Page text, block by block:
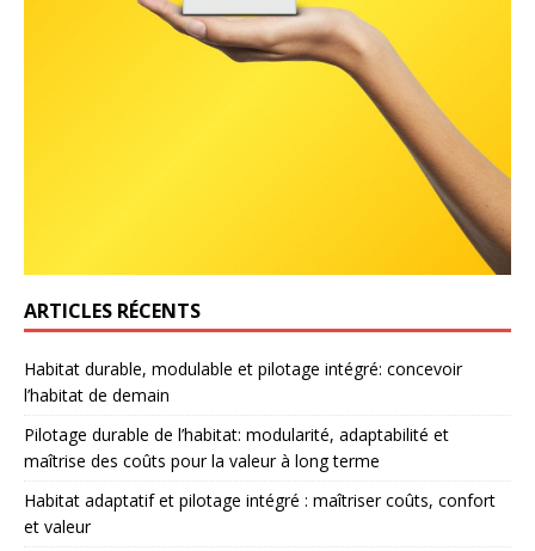
ARTICLES RÉCENTS
Habitat durable, modulable et pilotage intégré: concevoir
l’habitat de demain
Pilotage durable de l’habitat: modularité, adaptabilité et
maîtrise des coûts pour la valeur à long terme
Habitat adaptatif et pilotage intégré : maîtriser coûts, confort
et valeur